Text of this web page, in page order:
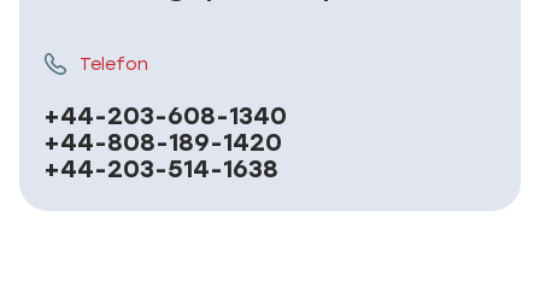
Telefon
+44-203-608-1340
+44-808-189-1420
+44-203-514-1638